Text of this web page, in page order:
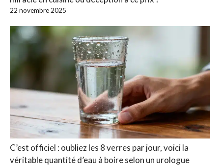
22 novembre 2025
C’est officiel : oubliez les 8 verres par jour, voici la
véritable quantité d’eau à boire selon un urologue